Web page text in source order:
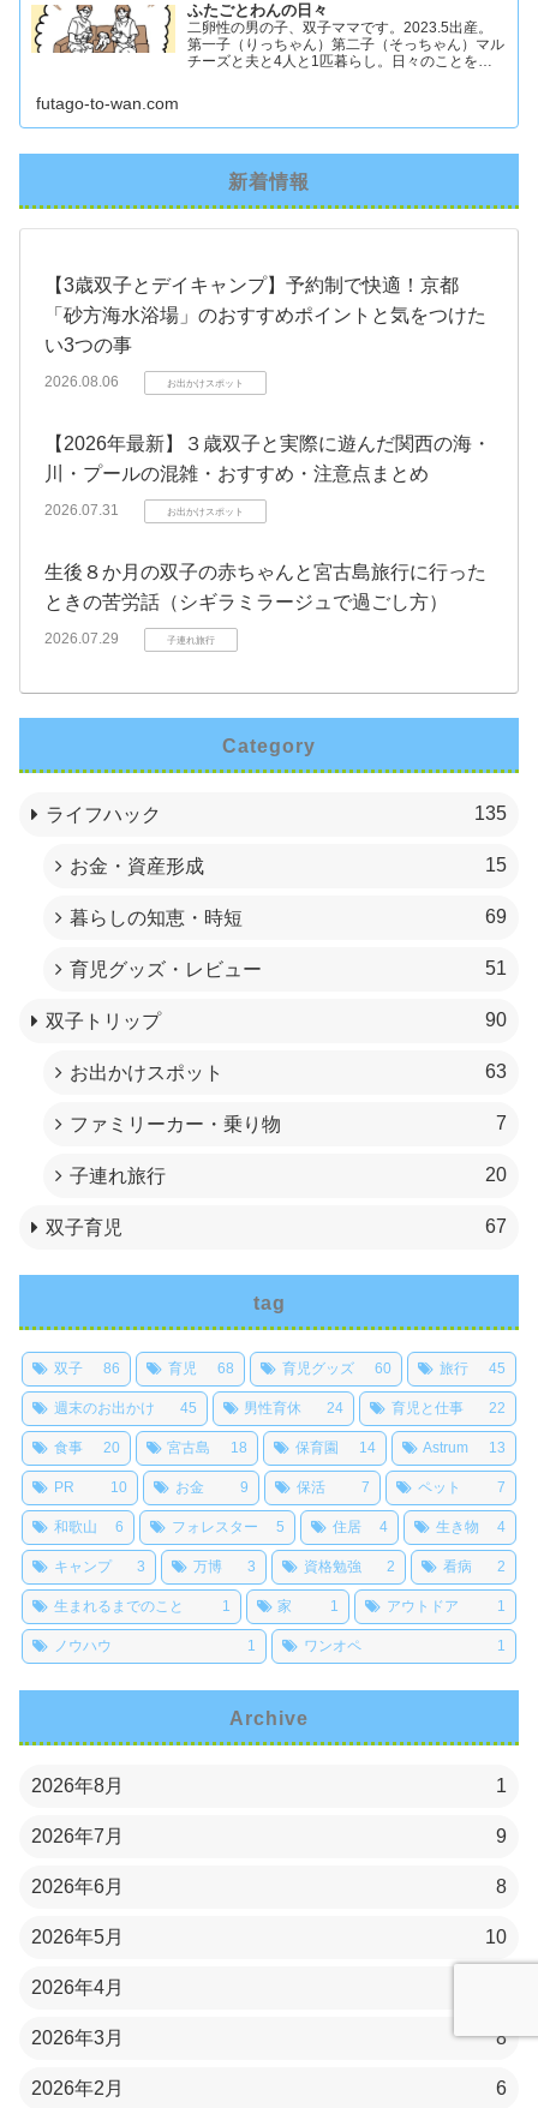
ふたごとわんの日々
二卵性の男の子、双子ママです。2023.5出産。
第一子（りっちゃん）第二子（そっちゃん）マル
チーズと夫と4人と1匹暮らし。日々のことを忘
futago-to-wan.com
新着情報
【3歳双子とデイキャンプ】予約制で快適！京都
「砂方海水浴場」のおすすめポイントと気をつけた
い3つの事
2026.08.06 お出かけスポット
【2026年最新】３歳双子と実際に遊んだ関西の海・
川・プールの混雑・おすすめ・注意点まとめ
2026.07.31 お出かけスポット
生後８か月の双子の赤ちゃんと宮古島旅行に行った
ときの苦労話（シギラミラージュで過ごし方）
2026.07.29 子連れ旅行
Category
ライフハック 135
お金・資産形成 15
暮らしの知恵・時短 69
育児グッズ・レビュー 51
双子トリップ 90
お出かけスポット 63
ファミリーカー・乗り物 7
子連れ旅行 20
双子育児 67
tag
双子 86 育児 68 育児グッズ 60 旅行 45
週末のお出かけ 45 男性育休 24 育児と仕事 22
食事 20 宮古島 18 保育園 14 Astrum 13
PR 10 お金 9 保活 7 ペット 7
和歌山 6 フォレスター 5 住居 4 生き物 4
キャンプ 3 万博 3 資格勉強 2 看病 2
生まれるまでのこと 1 家 1 アウトドア 1
ノウハウ 1 ワンオペ 1
Archive
2026年8月 1
2026年7月 9
2026年6月 8
2026年5月 10
2026年4月
2026年3月 8
2026年2月 6